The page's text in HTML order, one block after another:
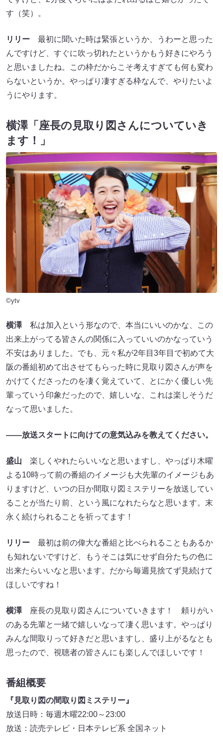
す（笑）。
リリー 最初に聞いた時は緊張というか、うわーと思った
んですけど、すぐに吹っ切れたというかもう好きにやろう
と思いましたね。この枠だからこそ考えすぎても何も変わ
らないというか。やっぱり凄すぎる枠なんで、やりたいよ
うにやります。
横澤「座長の見取り図さんについていき
ます！」
©ytv
横澤私は加入という形なので、本当にいいのかな、この
出来上がってる皆さんの関係に入っていいのかなっていう
不安はありました。でも、元々私が2年目3年目で初めて大
阪の番組初めて出させてもらった時に見取り図さんが声を
かけてくださったのを凄く覚えていて、とにかく優しい先
輩っていう印象だったので、嬉しいな、これは楽しそうだ
なって思いました。
――放送スタートに向けての意気込みを教えてください。
盛山 楽しくやれたらいいなと思いますし、やっぱり木曜
よる10時って前の番組のイメージも大先輩のイメージもあ
りますけど、いつの日か間取り図ミステリーを放送してい
ることが当たり前、という風になれたらなと思います。末
永く続けられることを祈ってます！
リリー 最初は前の偉大な番組と比べられることもあるか
も知れないですけど、もうそこは気にせず自分たちの色に
出来たらいいなと思います。だから毎週見捨てず見続けて
ほしいですね！
横澤座長の見取り図さんについていきます！ 頼りがい
のある先輩と一緒で嬉しいなって凄く思います。やっぱり
みんな間取りって好きだと思いますし、盛り上がるなとも
思ったので、視聴者の皆さんにも楽しんでほしいです！
番組概要
『見取り図の間取り図ミステリー』
放送日時：毎週木曜22:00～23:00
放送：読売テレビ・日本テレビ系 全国ネット